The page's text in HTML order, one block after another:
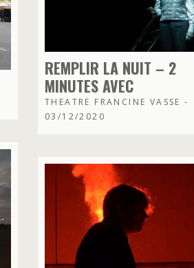
REMPLIR LA NUIT – 2
MINUTES AVEC
THEATRE FRANCINE VASSE -
03/12/2020